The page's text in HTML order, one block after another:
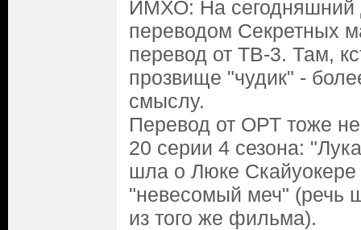
ИМХО: На
переводом Секретных
перевод от ТВ-3. Там,
прозвище "чудик" -
смыслу.
Перевод от ОРТ тоже
20 серии 4 сезона:
шла о Люке Скайуокере
"невесомый меч" (речь
из того же фильма).